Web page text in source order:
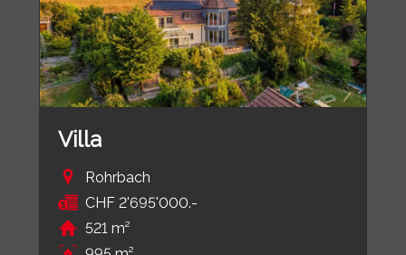
Villa
Rohrbach
CHF 2'695'000.-
521 m²